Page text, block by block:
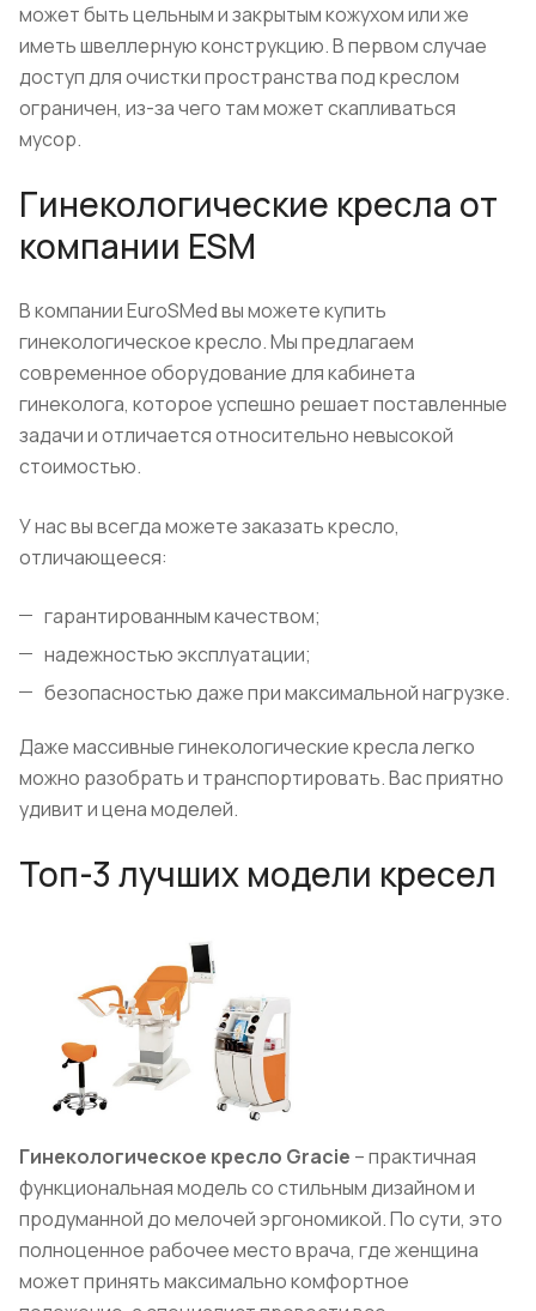
может быть цельным и закрытым кожухом или же
иметь швеллерную конструкцию. В первом случае
доступ для очистки пространства под креслом
ограничен, из-за чего там может скапливаться
мусор.
Гинекологические кресла от
компании ESM
В компании EuroSMed вы можете купить
гинекологическое кресло. Мы предлагаем
современное оборудование для кабинета
гинеколога, которое успешно решает поставленные
задачи и отличается относительно невысокой
стоимостью.
У нас вы всегда можете заказать кресло,
отличающееся:
гарантированным качеством;
надежностью эксплуатации;
безопасностью даже при максимальной нагрузке.
Даже массивные гинекологические кресла легко
можно разобрать и транспортировать. Вас приятно
удивит и цена моделей.
Топ-3 лучших модели кресел
Гинекологическое кресло Gracie – практичная
функциональная модель со стильным дизайном и
продуманной до мелочей эргономикой. По сути, это
полноценное рабочее место врача, где женщина
может принять максимально комфортное